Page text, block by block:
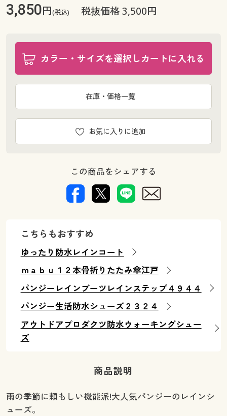
3,850円(税込) 税抜価格 3,500円
カラー・サイズを選択しカートに入れる
お気に入りに追加
在庫・価格一覧
この商品をシェアする
こちらもおすすめ
ゆったり防水レインコート
ｍａｂｕ１２本骨折りたたみ傘江戸
パンジーレインブーツレインステップ４９４４
パンジー生活防水シューズ２３２４
アウトドアプロダクツ防水ウォーキングシュー
ズ
商品説明
雨の季節に頼もしい機能派!大人気パンジーのレインシ
ューズ。